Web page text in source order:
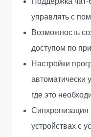
управлять с
Возможность
доступом по
Настройки
автоматически
где это
Синхронизация
устройствах с